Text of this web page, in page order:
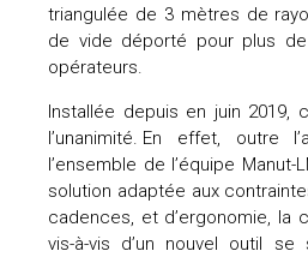
triangulée de 3 mètres de
de vide déporté pour plus
opérateurs.
Installée depuis en juin 2019,
l’unanimité. En effet, outre
l’ensemble de l’équipe
solution adaptée aux
cadences, et d’ergonomie, la
vis-à-vis d’un nouvel outil